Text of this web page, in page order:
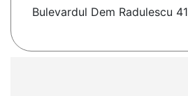
Bulevardul Dem Radulescu 41